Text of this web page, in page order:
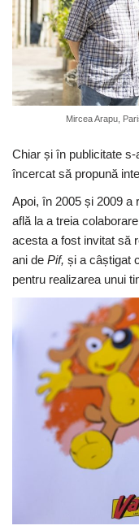
Mircea Arapu,
Chiar și în publicitate
încercat să propună
Apoi, în 2005 și 2009 a
află la a treia
acesta a fost invitat să
ani de Pif, și a câștigat
pentru realizarea unui